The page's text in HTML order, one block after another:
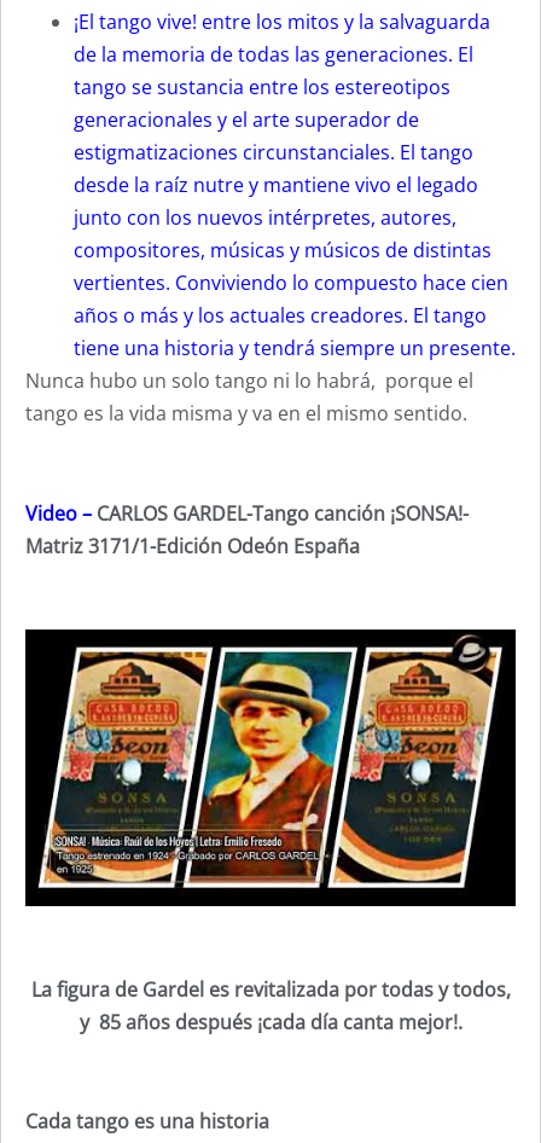
¡El tango vive! entre los mitos y la salvaguarda
de la memoria de todas las generaciones. El
tango se sustancia entre los estereotipos
generacionales y el arte superador de
estigmatizaciones circunstanciales. El tango
desde la raíz nutre y mantiene vivo el legado
junto con los nuevos intérpretes, autores,
compositores, músicas y músicos de distintas
vertientes. Conviviendo lo compuesto hace cien
años o más y los actuales creadores. El tango
tiene una historia y tendrá siempre un presente.
Nunca hubo un solo tango ni lo habrá, porque el
tango es la vida misma y va en el mismo sentido.
Video – CARLOS GARDEL-Tango canción ¡SONSA!-
Matriz 3171/1-Edición Odeón España
La figura de Gardel es revitalizada por todas y todos,
y 85 años después ¡cada día canta mejor!.
Cada tango es una historia